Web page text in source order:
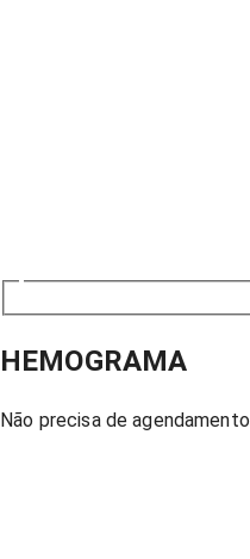
HEMOGRAMA
Não precisa de agendamento